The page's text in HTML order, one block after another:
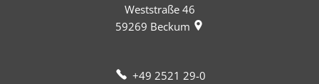
Weststraße 46
59269 Beckum
+49 2521 29-0